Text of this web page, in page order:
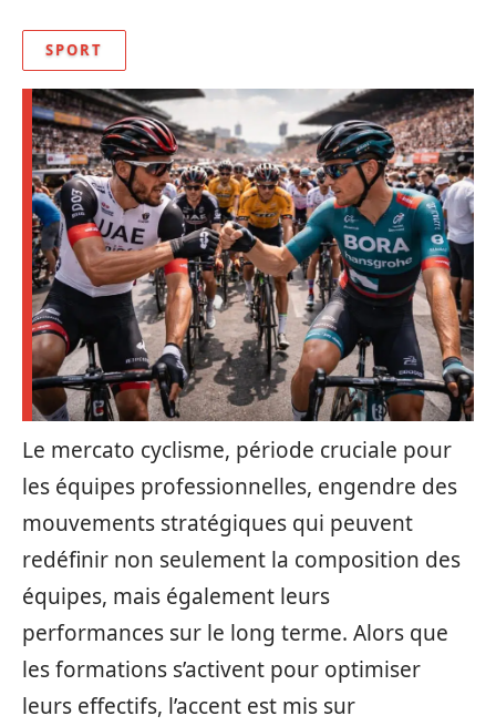
SPORT
Le mercato cyclisme, période cruciale pour
les équipes professionnelles, engendre des
mouvements stratégiques qui peuvent
redéfinir non seulement la composition des
équipes, mais également leurs
performances sur le long terme. Alors que
les formations s’activent pour optimiser
leurs effectifs, l’accent est mis sur